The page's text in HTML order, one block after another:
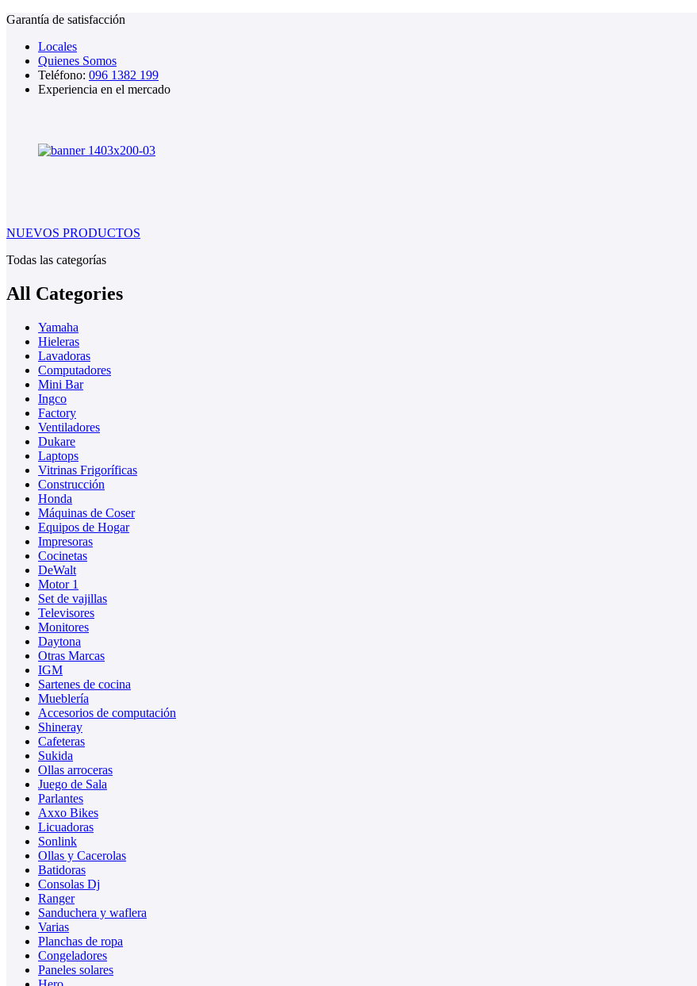
Garantía de satisfacción
Locales
Quienes Somos
Teléfono: 096 1382 199
Experiencia en el mercado
NUEVOS PRODUCTOS
Todas las categorías
All Categories
Yamaha
Hieleras
Lavadoras
Computadores
Mini Bar
Ingco
Factory
Ventiladores
Dukare
Laptops
Vitrinas Frigoríficas
Construcción
Honda
Máquinas de Coser
Equipos de Hogar
Impresoras
Cocinetas
DeWalt
Motor 1
Set de vajillas
Televisores
Monitores
Daytona
Otras Marcas
IGM
Sartenes de cocina
Mueblería
Accesorios de computación
Shineray
Cafeteras
Sukida
Ollas arroceras
Juego de Sala
Parlantes
Axxo Bikes
Licuadoras
Sonlink
Ollas y Cacerolas
Batidoras
Consolas Dj
Ranger
Sanduchera y waflera
Varias
Planchas de ropa
Congeladores
Paneles solares